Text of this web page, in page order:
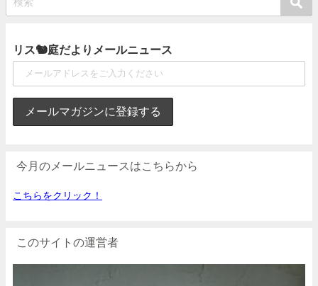
リス🐿庭だよりメールニュース
今月のメールニュースはこちらから
こちらをクリック！
このサイトの運営者